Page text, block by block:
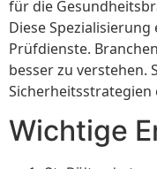
für die
Diese
Prüfdienste.
besser zu verstehen.
Wichtige